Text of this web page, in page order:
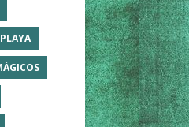
PLAYA